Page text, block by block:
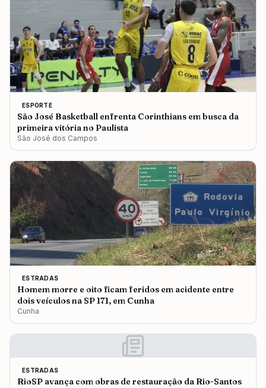
ESPORTE
São José Basketball enfrenta Corinthians em busca da
primeira vitória no Paulista
São José dos Campos
ESTRADAS
Homem morre e oito ficam feridos em acidente entre
dois veículos na SP 171, em Cunha
Cunha
ESTRADAS
RioSP avança com obras de restauração da Rio-Santos